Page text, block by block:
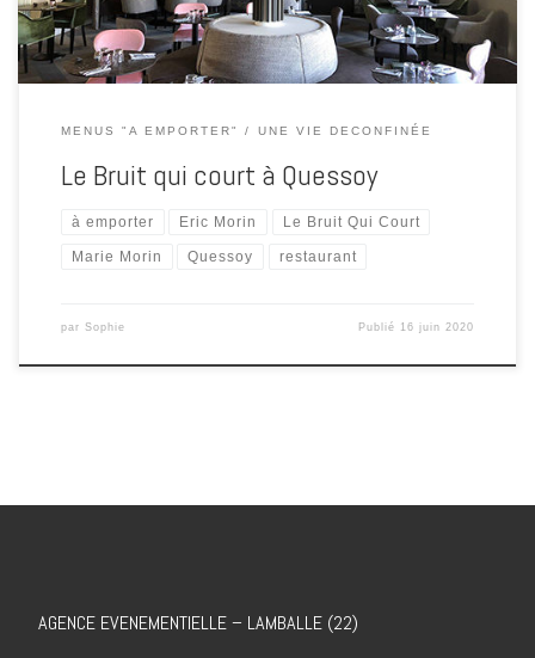
MENUS "A EMPORTER" UNE VIE DECONFINÉE
Le Bruit qui court à Quessoy
à emporter Eric Morin Le Bruit Qui Court
Marie Morin Quessoy restaurant
par Sophie Publié 16 juin 2020
AGENCE EVENEMENTIELLE – LAMBALLE (22)